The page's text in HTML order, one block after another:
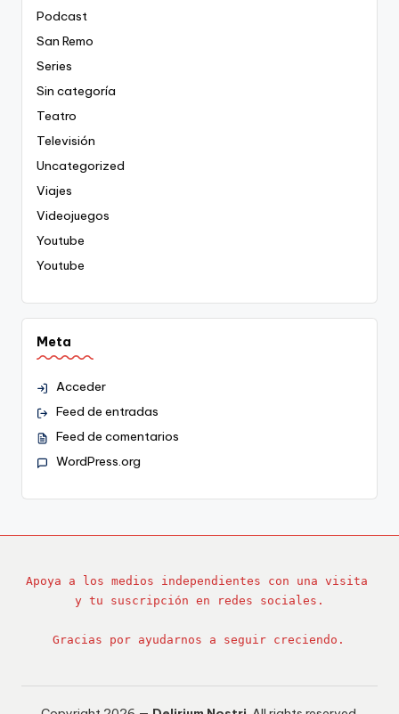
Podcast
San Remo
Series
Sin categoría
Teatro
Televisión
Uncategorized
Viajes
Videojuegos
Youtube
Youtube
Meta
Acceder
Feed de entradas
Feed de comentarios
WordPress.org
Apoya a los medios independientes con una visita
y tu suscripción en redes sociales.
Gracias por ayudarnos a seguir creciendo.